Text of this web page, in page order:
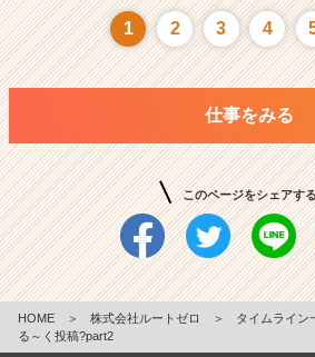
1 2 3 4
仕事をみる
このページをシェアする
HOME ＞ 株式会社ルートゼロ ＞ タイムライン
る～く投稿?part2